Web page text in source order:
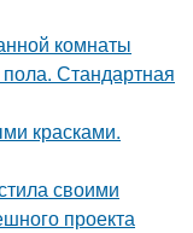
комнаты
Стандартная
красками.
своими
проекта